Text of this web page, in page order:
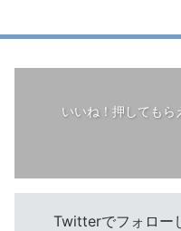
いいね！押してもら
Twitterでフォロー